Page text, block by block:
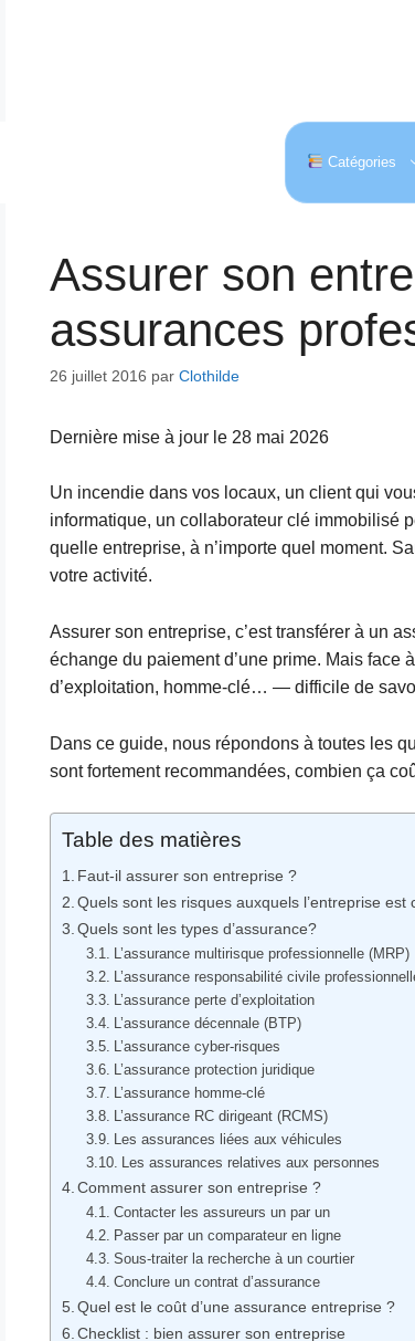
Catégories
Assurer son
assurances
26 juillet 2016 par Clothilde
Dernière mise à jour le 28 mai 2026
Un incendie dans vos locaux, un client qui
informatique, un collaborateur clé immobilisé
quelle entreprise, à n’importe quel moment.
votre activité.
Assurer son entreprise, c’est transférer à un
échange du paiement d’une prime. Mais
d’exploitation, homme-clé… — difficile de
Dans ce guide, nous répondons à toutes les
sont fortement recommandées, combien ça
Table des matières
Faut-il assurer son entreprise ?
Quels sont les risques auxquels l’entreprise est
Quels sont les types d’assurance?
L’assurance multirisque professionnelle (MRP)
L’assurance responsabilité civile
L’assurance perte d’exploitation
L’assurance décennale (BTP)
L’assurance cyber-risques
L’assurance protection juridique
L’assurance homme-clé
L’assurance RC dirigeant (RCMS)
Les assurances liées aux véhicules
Les assurances relatives aux personnes
Comment assurer son entreprise ?
Contacter les assureurs un par un
Passer par un comparateur en ligne
Sous-traiter la recherche à un courtier
Conclure un contrat d’assurance
Quel est le coût d’une assurance entreprise ?
Checklist : bien assurer son entreprise